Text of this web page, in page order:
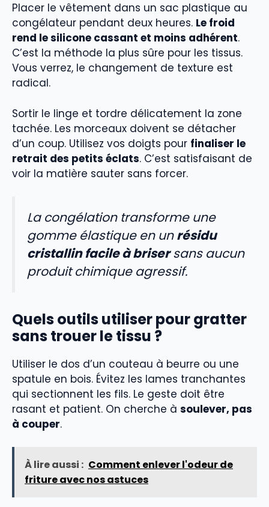
Placer le vêtement dans un sac plastique au
congélateur pendant deux heures. Le froid
rend le silicone cassant et moins adhérent.
C’est la méthode la plus sûre pour les tissus.
Vous verrez, le changement de texture est
radical.
Sortir le linge et tordre délicatement la zone
tachée. Les morceaux doivent se détacher
d’un coup. Utilisez vos doigts pour finaliser le
retrait des petits éclats. C’est satisfaisant de
voir la matière sauter sans forcer.
La congélation transforme une
gomme élastique en unrésidu
cristallin facile à brisersans aucun
produit chimique agressif.
Quels outils utiliser pour gratter
sans trouer le tissu ?
Utiliser le dos d’un couteau à beurre ou une
spatule en bois. Évitez les lames tranchantes
qui sectionnent les fils. Le geste doit être
rasant et patient. On cherche à soulever, pas
à couper.
À lire aussi : Comment enlever l'odeur de
friture avec nos astuces